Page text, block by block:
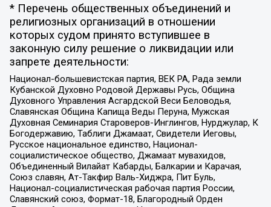
* Перечень общественных объединений и
религиозных организаций в отношении
которых судом принято вступившее в
законную силу решение о ликвидации или
запрете деятельности:
Национал-большевистская партия, ВЕК РА, Рада земли
Кубанской Духовно Родовой Державы Русь, Община
Духовного Управления Асгардской Веси Беловодья,
Славянская Община Капища Веды Перуна, Мужская
Духовная Семинария Староверов-Инглингов, Нурджулар, К
Богодержавию, Таблиги Джамаат, Свидетели Иеговы,
Русское национальное единство, Национал-
социалистическое общество, Джамаат мувахидов,
Объединенный Вилайат Кабарды, Балкарии и Карачая,
Союз славян, Ат-Такфир Валь-Хиджра, Пит Буль,
Национал-социалистическая рабочая партия России,
Славянский союз, Формат-18, Благородный Орден